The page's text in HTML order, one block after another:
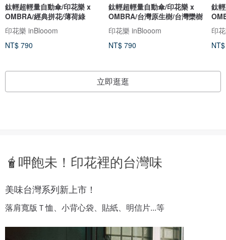
鈦輕超輕量自動傘/印花樂 x
OMBRA/經典拼花/薄荷綠
印花樂 inBlooom
NT$ 790
鈦輕超輕量自動傘/印花樂 x
OMBRA/台灣原生樹/台灣欒樹
印花樂 inBlooom
NT$ 790
鈦
印
立即逛逛
🧋呷飽未！印花裡的台灣味
美味台灣系列新上市！
落肩寬版Ｔ恤、小背心袋、貼紙、明信片...等